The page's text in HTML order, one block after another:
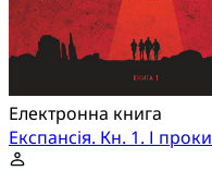
Електронна книга
Експансія. Кн. 1. І